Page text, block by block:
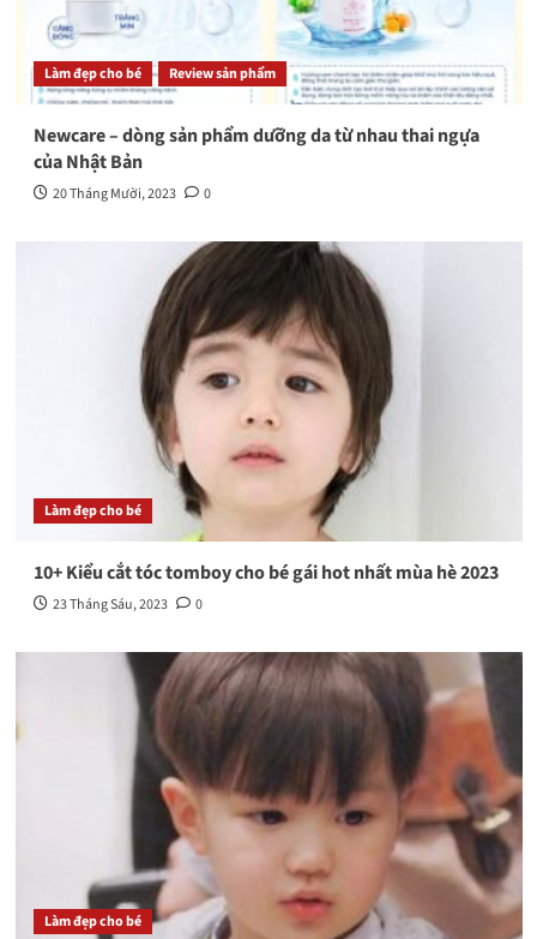
Làm đẹp cho bé Review sản phẩm
Newcare – dòng sản phẩm dưỡng da từ nhau thai ngựa
của Nhật Bản
20 Tháng Mười, 2023 0
Làm đẹp cho bé
10+ Kiểu cắt tóc tomboy cho bé gái hot nhất mùa hè 2023
23 Tháng Sáu, 2023 0
Làm đẹp cho bé